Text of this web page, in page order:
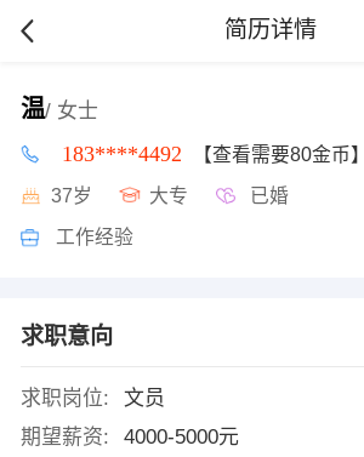
简历详情
温/ 女士
183****4492 【查看需要80金币】
37岁 大专 已婚
工作经验
求职意向
求职岗位:
文员
期望薪资:
4000-5000元